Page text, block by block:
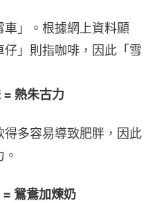
」。根據網上資料顯
」則指咖啡，因此「雪
熱朱古力
多容易導致肥胖，因此
鴛鴦加煉奶